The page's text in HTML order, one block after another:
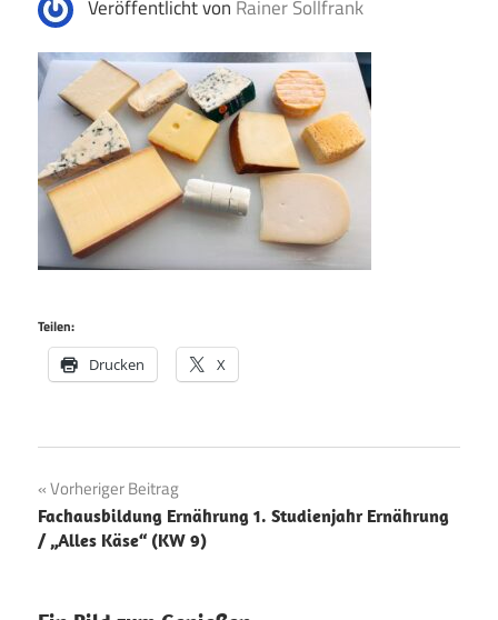
Veröffentlicht von Rainer Sollfrank
Teilen:
Drucken X
Beitragsnavigation
Vorheriger Beitrag
Fachausbildung Ernährung 1. Studienjahr Ernährung
/ „Alles Käse“ (KW 9)